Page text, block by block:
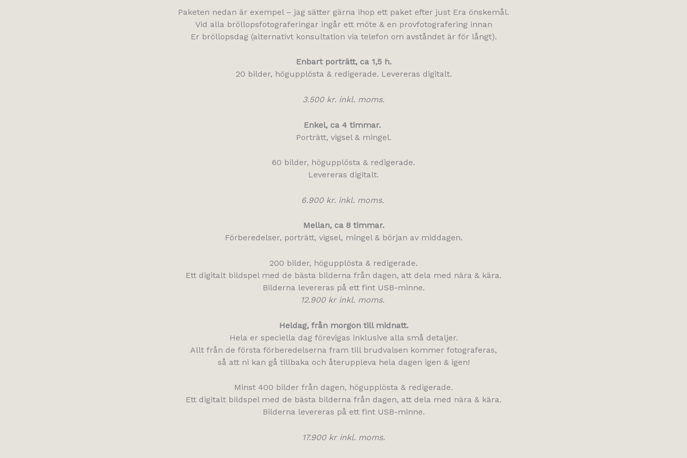
Paketen nedan är exempel – jag sätter gärna ihop ett paket efter just Era önskemål.
Vid alla bröllopsfotograferingar ingår ett möte & en provfotografering innan
Er bröllopsdag (alternativt konsultation via telefon om avståndet är för långt).
Enbart porträtt, ca 1,5 h.
20 bilder, högupplösta & redigerade. Levereras digitalt.
3.500 kr. inkl. moms.
Enkel, ca 4 timmar.
Porträtt, vigsel & mingel.
60 bilder, högupplösta & redigerade.
Levereras digitalt.
6.900 kr. inkl. moms.
Mellan, ca 8 timmar.
Förberedelser, porträtt, vigsel, mingel & början av middagen.
200 bilder, högupplösta & redigerade.
Ett digitalt bildspel med de bästa bilderna från dagen, att dela med nära & kära.
Bilderna levereras på ett fint USB-minne.
12.900 kr inkl. moms.
Heldag, från morgon till midnatt.
Hela er speciella dag förevigas inklusive alla små detaljer.
Allt från de första förberedelserna fram till brudvalsen kommer fotograferas,
så att ni kan gå tillbaka och återuppleva hela dagen igen & igen!
Minst 400 bilder från dagen, högupplösta & redigerade.
Ett digitalt bildspel med de bästa bilderna från dagen, att dela med nära & kära.
Bilderna levereras på ett fint USB-minne.
17.900 kr inkl. moms.